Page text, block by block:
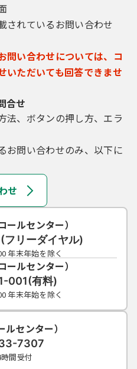
されているお問い合わせ
い合わせについては、コ
いただいても回答できませ
合せ
法、ボタンの押し方、エラ
お問い合わせのみ、以下に
せ
ールセンター）
リーダイヤル)
年末年始を除く
ールセンター）
001(有料)
年末年始を除く
ルセンター）
7307
間受付